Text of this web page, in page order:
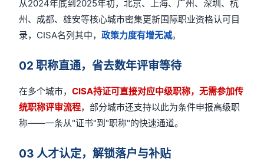
从2024年底到2025年初，北京、上海、广州、深圳、杭
州、成都、雄安等核心城市密集更新国际职业资格认可目
录，CISA名列其中，政策力度有增无减。
02 职称直通，省去数年评审等待
在多个城市，CISA持证可直接对应中级职称，无需参加传
统职称评审流程，部分城市还支持以此为条件申报高级职
称——一条从"证书"到"职称"的快速通道。
03 人才认定，解锁落户与补贴